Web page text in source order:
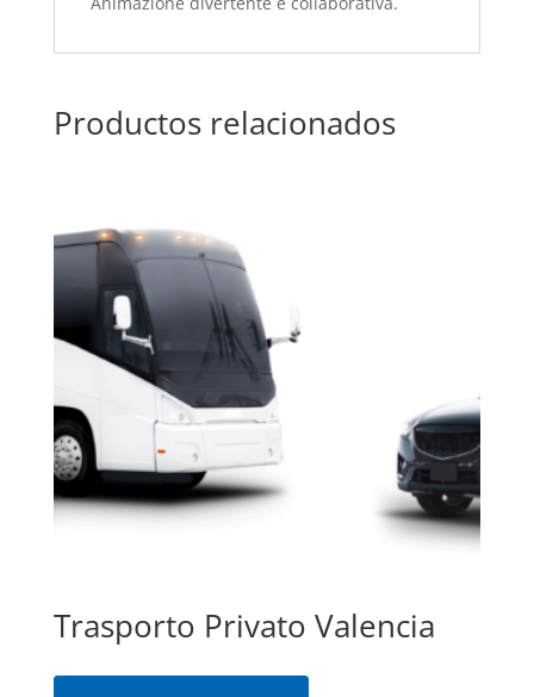
Productos relacionados
Trasporto Privato Valencia